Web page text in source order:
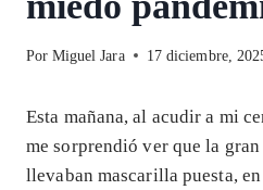
Por Miguel Jara 17 diciembre,
Esta mañana, al acudir a mi
me sorprendió ver que la
llevaban mascarilla puesta,